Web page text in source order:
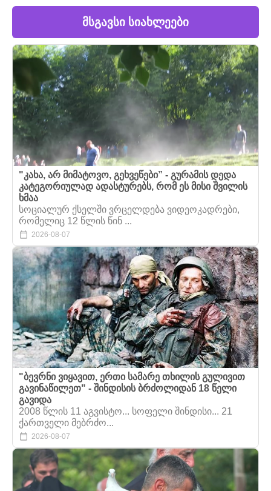
მსგავსი სიახლეები
"კახა, არ მიმატოვო, გეხვეწები” - გურამის დედა
კატეგორიულად ადასტურებს, რომ ეს მისი შვილის
ხმაა
სოციალურ ქსელში ვრცელდება ვიდეოკადრები,
რომელიც 12 წლის წინ ...
2026-08-07
"ბევრნი ვიყავით, ერთი სამარე თხილის გულივით
გავინაწილეთ" - შინდისის ბრძოლიდან 18 წელი
გავიდა
2008 წლის 11 აგვისტო... სოფელი შინდისი... 21
ქართველი მებრძო...
2026-08-07